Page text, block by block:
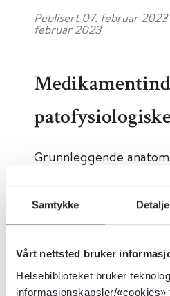
Samtykke
Vårt nettsted bruker
Helsebiblioteket bruker
informasjonskapsler/
Publisert 07. februar 2023
februar 2023
Grunnleggende
impulser og molekylære
anatomisk og
erektile vevstrukturer.